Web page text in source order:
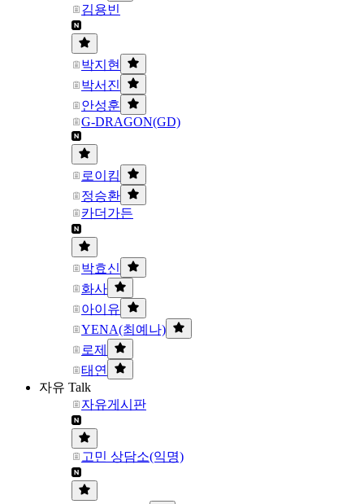
김용빈
박지현
박서진
안성훈
G-DRAGON(GD)
로이킴
정승환
카더가든
박효신
화사
아이유
YENA(최예나)
로제
태연
자유 Talk
자유게시판
고민 상담소(익명)